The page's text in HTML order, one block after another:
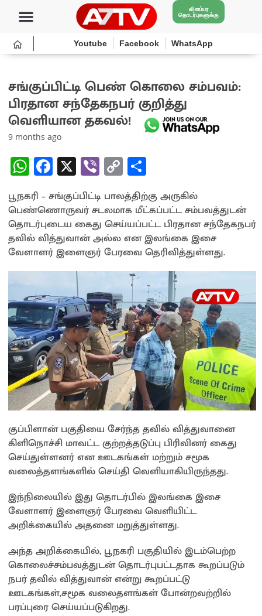
விளம்பர
தொடர்புகளுக்கு
Youtube Facebook WhatsApp
சங்குப்பிட்டி பெண் கொலை சம்பவம்:
பிரதான சந்தேகநபர் குறித்து
வெளியான தகவல்!
9 months ago
W
h
at
sA
p
p
Fa
ce
b
o
o
k
X Vi
b
er
C
o
py
Li
n
k
ar
e
பூநகரி – சங்குப்பிட்டி பாலத்திற்கு அருகில்
பெண்ணொருவர் சடலமாக மீட்கப்பட்ட சம்பவத்துடன்
தொடர்புடைய கைது செய்யப்பட்ட பிரதான சந்தேகநபர்
தவில் வித்துவான் அல்ல என இலங்கை இசை
வேளாளர் இளைஞர் பேரவை தெரிவித்துள்ளது.
குப்பிளான் பகுதியை சேர்ந்த தவில் வித்துவானை
கிளிநொச்சி மாவட்ட குற்றத்தடுப்பு பிரிவினர் கைது
செய்துள்ளனர் என ஊடகங்கள் மற்றும் சமூக
வலைத்தளங்களில் செய்தி வெளியாகியிருந்தது.
இந்நிலையில் இது தொடர்பில் இலங்கை இசை
வேளாளர் இளைஞர் பேரவை வெளியிட்ட
அறிக்கையில் அதனை மறுத்துள்ளது.
அந்த அறிக்கையில், பூநகரி பகுதியில் இடம்பெற்ற
கொலைச்சம்பவத்துடன் தொடர்புபட்டதாக கூறப்படும்
நபர் தவில் வித்துவான் என்று கூறப்பட்டு
ஊடகங்கள்,சமூக வலைதளங்கள் போன்றவற்றில்
பரப்புரை செய்யப்படுகிறது.